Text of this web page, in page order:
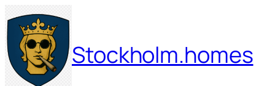
Hoppa
till
innehåll
Stockholm.homes